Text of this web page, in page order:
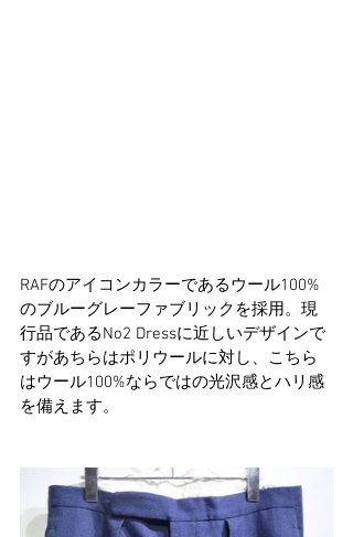
RAFのアイコンカラーであるウール100%
のブルーグレーファブリックを採用。現
行品であるNo2 Dressに近しいデザインで
すがあちらはポリウールに対し、こちら
はウール100%ならではの光沢感とハリ感
を備えます。